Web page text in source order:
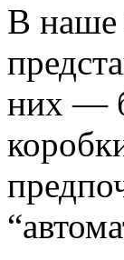
В наше
них —